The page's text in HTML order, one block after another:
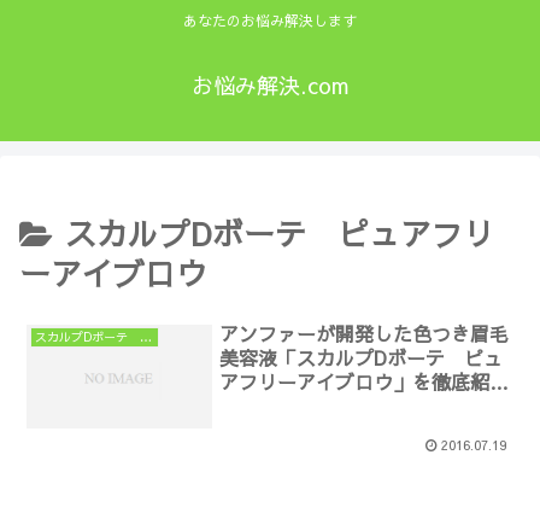
あなたのお悩み解決します
お悩み解決.com
スカルプDボーテ ピュアフリ
ーアイブロウ
スカルプDボーテ ピュアフリーアイブロウ
アンファーが開発した色つき眉毛
美容液「スカルプDボーテ ピュ
アフリーアイブロウ」を徹底紹
2016.07.19